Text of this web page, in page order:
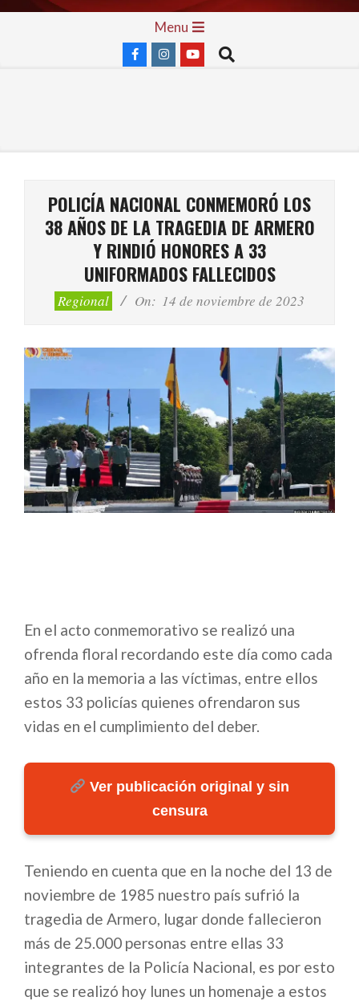
Skip
Menu
Search
POLICÍA NACIONAL CONMEMORÓ LOS
38 AÑOS DE LA TRAGEDIA DE ARMERO
Y RINDIÓ HONORES A 33
UNIFORMADOS FALLECIDOS
Regional On: 14 de noviembre de 2023
En el acto conmemorativo se realizó una
ofrenda floral recordando este día como cada
año en la memoria a las víctimas, entre ellos
estos 33 policías quienes ofrendaron sus
vidas en el cumplimiento del deber.
Ver publicación original y sin
censura
Teniendo en cuenta que en la noche del 13 de
noviembre de 1985 nuestro país sufrió la
tragedia de Armero, lugar donde fallecieron
más de 25.000 personas entre ellas 33
integrantes de la Policía Nacional, es por esto
que se realizó hoy lunes un homenaje a estos